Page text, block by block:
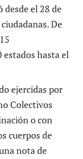
el 28 de
De
hasta el
ejercidas por
Colectivos
o con
cuerpos de
nota de